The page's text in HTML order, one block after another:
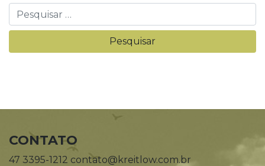
CONTATO
47 3395-1212 contato@kreitlow.com.br